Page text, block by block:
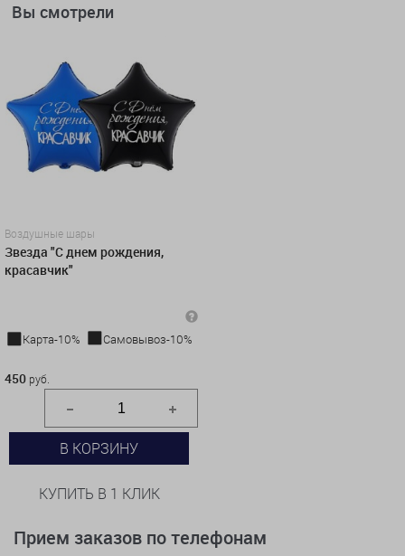
Вы смотрели
Воздушные шары
Звезда "С днем рождения,
красавчик"
Карта-10%
Самовывоз-10%
450 руб.
В КОРЗИНУ
КУПИТЬ В 1 КЛИК
Прием заказов по телефонам